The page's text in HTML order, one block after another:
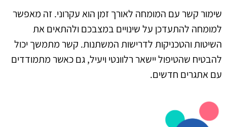
שימור קשר עם המומחה לאורך זמן הוא עקרוני. זה מאפשר
למומחה להתעדכן על שינויים במצבכם ולהתאים את
השיטות והטכניקות לדרישות המשתנות. קשר מתמשך יכול
להבטיח שהטיפול יישאר רלוונטי ויעיל, גם כאשר מתמודדים
עם אתגרים חדשים.